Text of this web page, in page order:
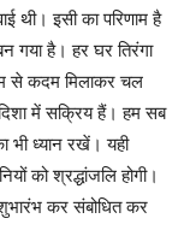
थी। इसी का परिणाम है
गया है। हर घर तिरंगा
से कदम मिलाकर चल
में सक्रिय हैं। हम सब
भी ध्यान रखें। यही
को श्रद्धांजलि होगी।
शुभारंभ कर संबोधित कर